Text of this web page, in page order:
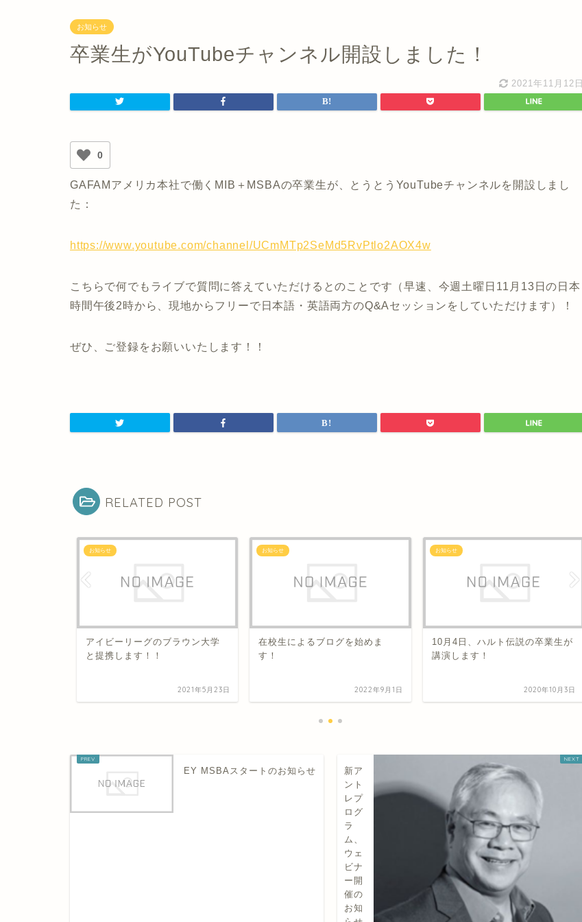
お知らせ
卒業生がYouTubeチャンネル開設しました！
2021年11月12日
0
GAFAMアメリカ本社で働くMIB＋MSBAの卒業生が、とうとうYouTubeチャンネルを開設しまし
た：
https://www.youtube.com/channel/UCmMTp2SeMd5RvPtlo2AOX4w
こちらで何でもライブで質問に答えていただけるとのことです（早速、今週土曜日11月13日の日本
時間午後2時から、現地からフリーで日本語・英語両方のQ&Aセッションをしていただけます）！
ぜひ、ご登録をお願いいたします！！
RELATED POST
お知らせ
アイビーリーグのブラウン大学
と提携します！！
2021年5月23日
お知らせ
在校生によるブログを始めま
す！
2022年9月1日
お知らせ
10月4日、ハルト伝説の卒業生が
講演します！
2020年10月3日
EY MSBAスタートのお知らせ
新ア
ント
レプ
ログ
ラ
ム、
ウェ
ビナ
ー開
催の
お知